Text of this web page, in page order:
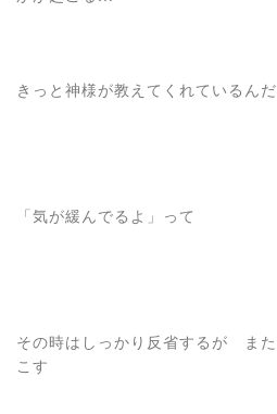
きっと神様が教えてくれているん
「気が緩んでるよ」って
その時はしっかり反省するが ま
こす